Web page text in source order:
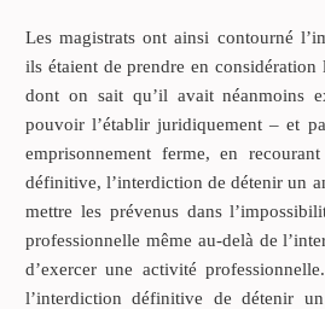
Les magistrats ont ainsi contourné
ils étaient de prendre en considération
dont on sait qu’il avait néanmoins
pouvoir l’établir juridiquement – et
emprisonnement ferme, en
définitive, l’interdiction de détenir un
mettre les prévenus dans
professionnelle même au-delà de
d’exercer une activité
l’interdiction définitive de détenir